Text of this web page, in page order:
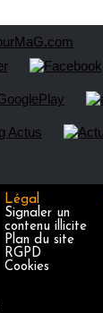
Légal
Signaler un
contenu illicite
Plan du site
RGPD
Cookies